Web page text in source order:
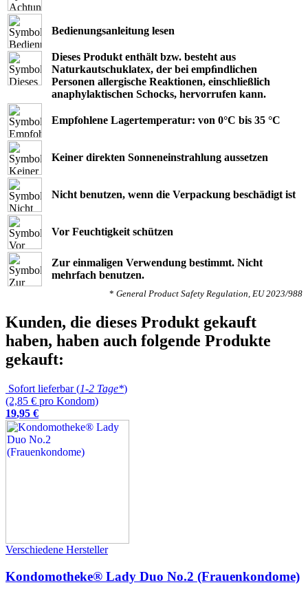
Bedienungsanleitung lesen
Dieses Produkt enthält bzw. besteht aus
Naturkautschuklatex, der bei empﬁndlichen
Personen allergische Reaktionen, einschließlich
anaphylaktischen Schocks, hervorrufen kann.
Empfohlene Lagertemperatur: von 0°C bis 35 °C
Keiner direkten Sonneneinstrahlung aussetzen
Nicht benutzen, wenn die Verpackung beschädigt ist
Vor Feuchtigkeit schützen
Zur einmaligen Verwendung bestimmt. Nicht
mehrfach benutzen.
* General Product Safety Regulation, EU 2023/988
Kunden, die dieses Produkt gekauft
haben, haben auch folgende Produkte
gekauft:
Sofort lieferbar (1-2 Tage*)
(2,85 € pro Kondom)
19,95 €
Verschiedene Hersteller
Kondomotheke® Lady Duo No.2 (Frauenkondome)